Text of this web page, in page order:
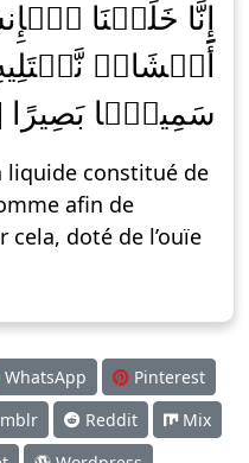
إِنَّا خَلَقۡنَا
أَمۡشَاجٖ
سَمِيعَۢا بَصِيرًا
liquide constitué de
afin de
cela, doté de l’ouïe
WhatsApp
Pinterest
Reddit
Mix